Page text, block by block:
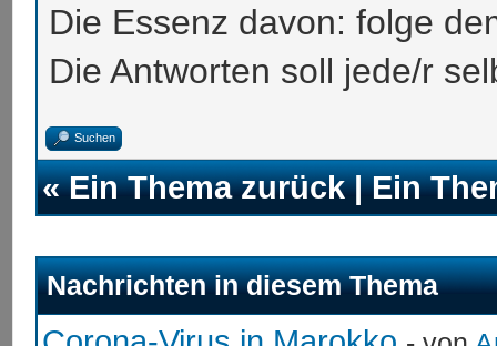
Die Essenz davon: folge
Die Antworten soll jede/r
Suchen
«Ein Thema zurück|Ein
Nachrichten in diesem Thema